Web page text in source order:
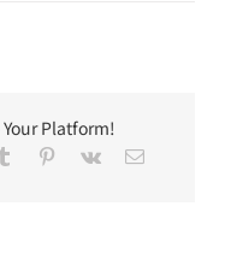
Platform!
Tumblr Pinterest
Vk Email: